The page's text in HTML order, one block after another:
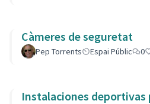
Càmeres de seguretat
Pep Torrents Espai Públic 0
Instalaciones deportivas